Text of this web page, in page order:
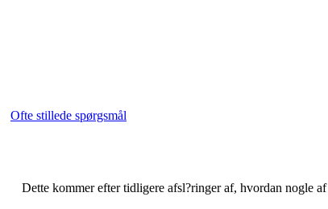
Ofte stillede spørgsmål
Dette kommer efter tidligere afsl?ringer af, hvordan nogle